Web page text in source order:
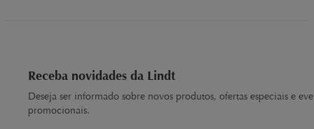
Receba novidades da Lindt
Deseja ser informado sobre novos produtos, ofertas especiais e
promocionais.